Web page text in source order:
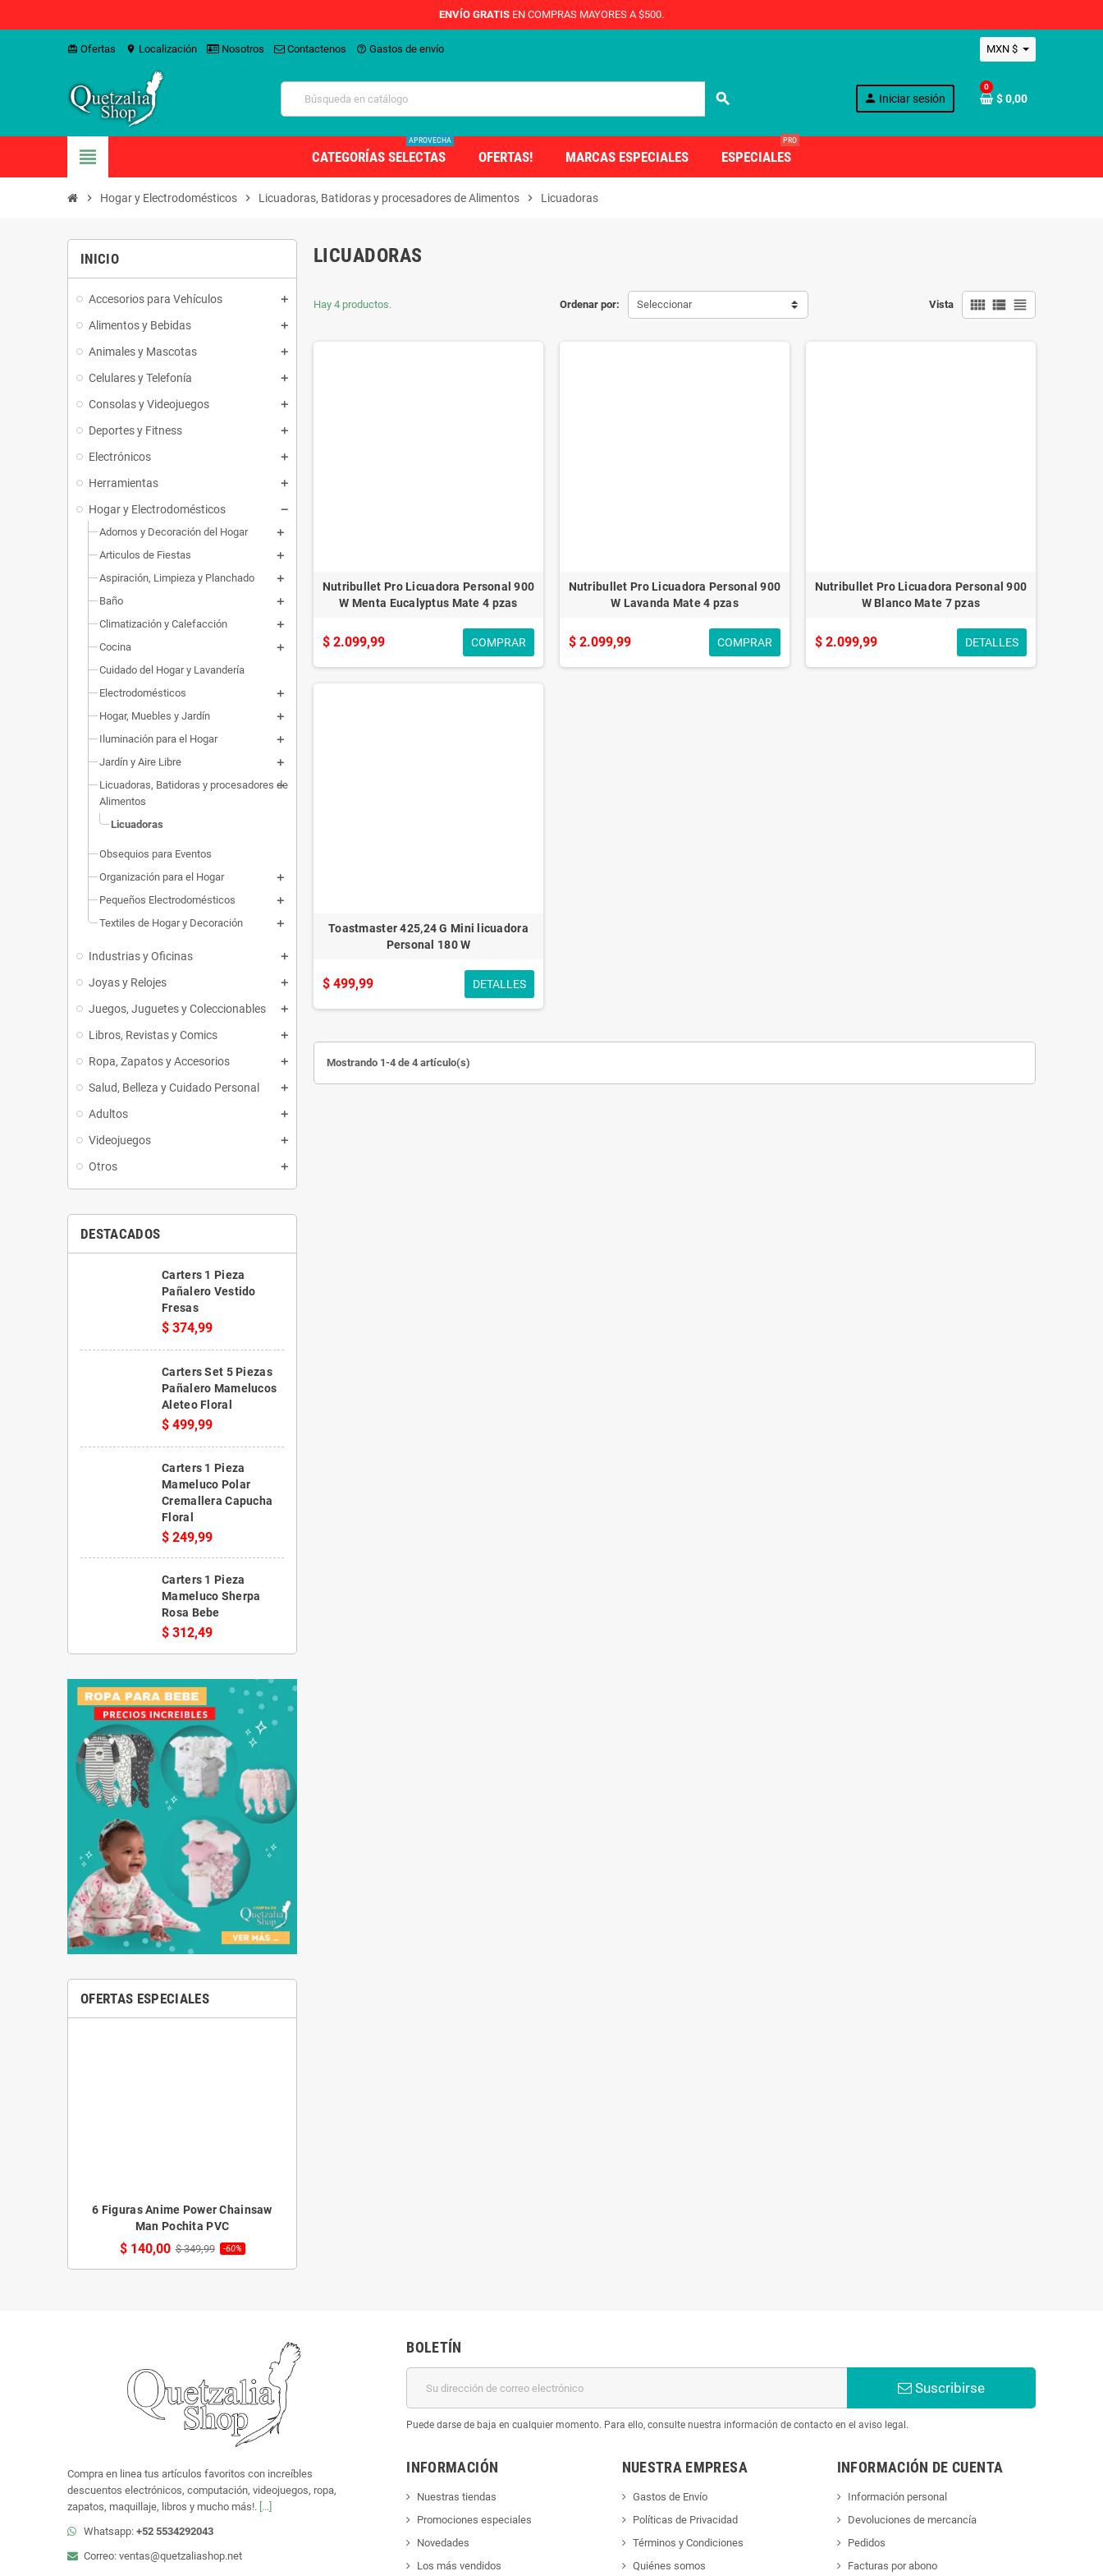
ENVÍO GRATIS EN COMPRAS MAYORES A $500.
card_giftcard Ofertas location_on Localización Nosotros Contactenos help_outline Gastos de envío MXN $
search person Iniciar sesión
0
$ 0,00
view_headline CATEGORÍAS SELECTAS
APROVECHA
OFERTAS! MARCAS ESPECIALES ESPECIALES
PRO
chevron_right Hogar y Electrodomésticos chevron_right Licuadoras, Batidoras y procesadores de Alimentos chevron_right Licuadoras
INICIO
Accesorios para Vehículos
Alimentos y Bebidas
Animales y Mascotas
Celulares y Telefonía
Consolas y Videojuegos
Deportes y Fitness
Electrónicos
Herramientas
Hogar y Electrodomésticos
Adornos y Decoración del Hogar
Articulos de Fiestas
Aspiración, Limpieza y Planchado
Baño
Climatización y Calefacción
Cocina
Cuidado del Hogar y Lavandería
Electrodomésticos
Hogar, Muebles y Jardín
Iluminación para el Hogar
Jardín y Aire Libre
Licuadoras, Batidoras y procesadores de
Alimentos
Licuadoras
Obsequios para Eventos
Organización para el Hogar
Pequeños Electrodomésticos
Textiles de Hogar y Decoración
Industrias y Oficinas
Joyas y Relojes
Juegos, Juguetes y Coleccionables
Libros, Revistas y Comics
Ropa, Zapatos y Accesorios
Salud, Belleza y Cuidado Personal
Adultos
Videojuegos
Otros
DESTACADOS
Carters 1 Pieza
Pañalero Vestido
Fresas
$ 374,99
Carters Set 5 Piezas
Pañalero Mamelucos
Aleteo Floral
$ 499,99
Carters 1 Pieza
Mameluco Polar
Cremallera Capucha
Floral
$ 249,99
Carters 1 Pieza
Mameluco Sherpa
Rosa Bebe
$ 312,49
OFERTAS ESPECIALES
6 Figuras Anime Power Chainsaw
Man Pochita PVC
$ 140,00 $ 349,99 -60%
LICUADORAS
Ordenar por: Seleccionar Vista view_comfy view_list view_headline
Hay 4 productos.
Nutribullet Pro Licuadora Personal 900
W Menta Eucalyptus Mate 4 pzas
$ 2.099,99 COMPRAR
Nutribullet Pro Licuadora Personal 900
W Lavanda Mate 4 pzas
$ 2.099,99 COMPRAR
Nutribullet Pro Licuadora Personal 900
W Blanco Mate 7 pzas
$ 2.099,99 DETALLES
Toastmaster 425,24 G Mini licuadora
Personal 180 W
$ 499,99 DETALLES
Mostrando 1-4 de 4 artículo(s)
Compra en linea tus artículos favoritos con increíbles
descuentos electrónicos, computación, videojuegos, ropa,
zapatos, maquillaje, libros y mucho más!. [...]
Whatsapp: +52 5534292043
Correo: ventas@quetzaliashop.net
BOLETÍN
Suscribirse
Puede darse de baja en cualquier momento. Para ello, consulte nuestra información de contacto en el aviso legal.
INFORMACIÓN
Nuestras tiendas
Promociones especiales
Novedades
Los más vendidos
NUESTRA EMPRESA
Gastos de Envío
Políticas de Privacidad
Términos y Condiciones
Quiénes somos
INFORMACIÓN DE CUENTA
Información personal
Devoluciones de mercancía
Pedidos
Facturas por abono